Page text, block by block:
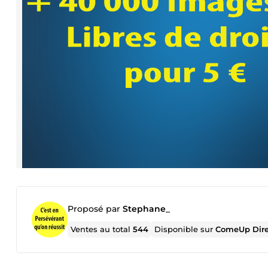
Proposé par Stephane_
Ventes au total544 Disponible surComeUp